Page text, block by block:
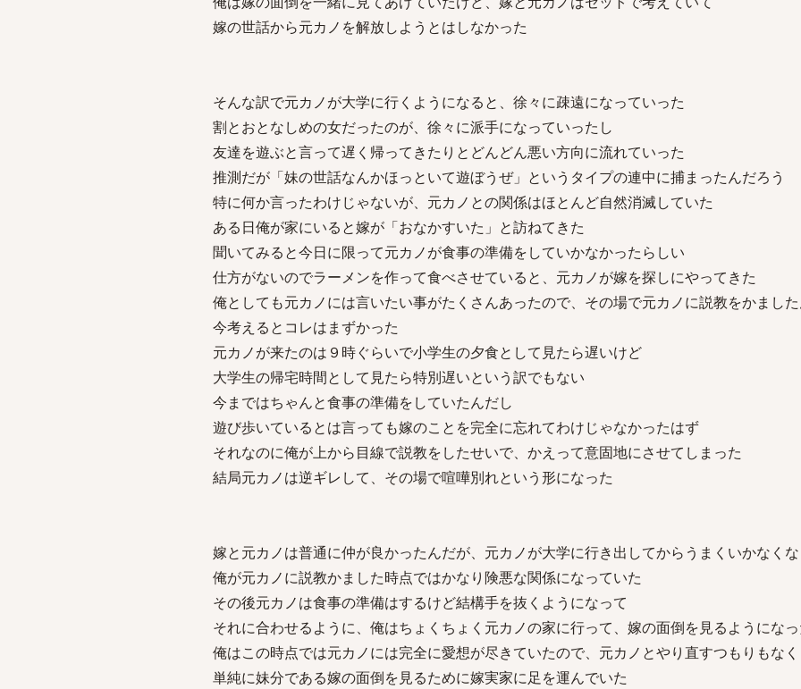
嫁の世話から元カノを解放しようとはしなかった
そんな訳で元カノが大学に行くようになると、徐々に疎遠になっていった
割とおとなしめの女だったのが、徐々に派手になっていったし
友達を遊ぶと言って遅く帰ってきたりとどんどん悪い方向に流れていった
推測だが「妹の世話なんかほっといて遊ぼうぜ」というタイプの連中に捕まったんだろう
特に何か言ったわけじゃないが、元カノとの関係はほとんど自然消滅していた
ある日俺が家にいると嫁が「おなかすいた」と訪ねてきた
聞いてみると今日に限って元カノが食事の準備をしていかなかったらしい
仕方がないのでラーメンを作って食べさせていると、元カノが嫁を探しにやってきた
俺としても元カノには言いたい事がたくさんあったので、その場で元カノに説教をかまし
今考えるとコレはまずかった
元カノが来たのは９時ぐらいで小学生の夕食として見たら遅いけど
大学生の帰宅時間として見たら特別遅いという訳でもない
今まではちゃんと食事の準備をしていたんだし
遊び歩いているとは言っても嫁のことを完全に忘れてわけじゃなかったはず
それなのに俺が上から目線で説教をしたせいで、かえって意固地にさせてしまった
結局元カノは逆ギレして、その場で喧嘩別れという形になった
嫁と元カノは普通に仲が良かったんだが、元カノが大学に行き出してからうまくいかなく
俺が元カノに説教かました時点ではかなり険悪な関係になっていた
その後元カノは食事の準備はするけど結構手を抜くようになって
それに合わせるように、俺はちょくちょく元カノの家に行って、嫁の面倒を見るようにな
俺はこの時点では元カノには完全に愛想が尽きていたので、元カノとやり直すつもりもなく
単純に妹分である嫁の面倒を見るために嫁実家に足を運んでいた